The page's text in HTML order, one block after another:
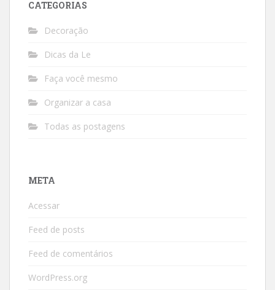
CATEGORIAS
Decoração
Dicas da Le
Faça você mesmo
Organizar a casa
Todas as postagens
META
Acessar
Feed de posts
Feed de comentários
WordPress.org